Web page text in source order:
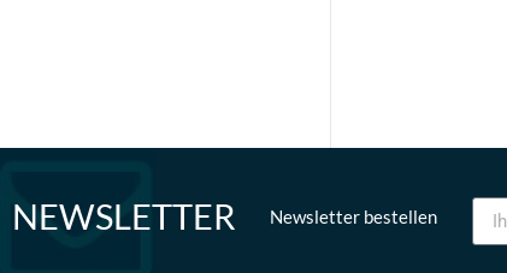
NEWSLETTER Newsletter bestellen